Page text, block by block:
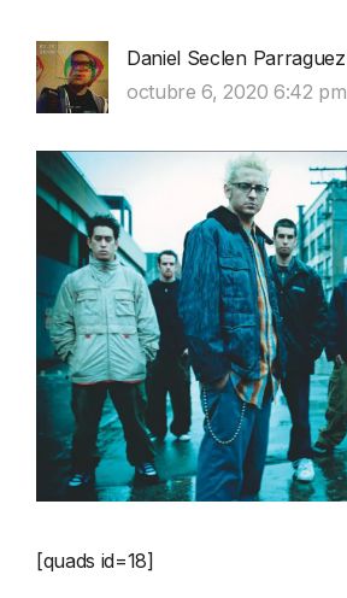
Daniel Seclen Parraguez
octubre 6, 2020 6:42 pm
[quads id=18]